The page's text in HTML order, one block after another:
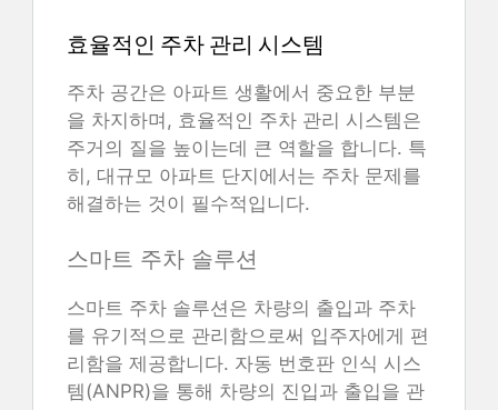
효율적인 주차 관리 시스템
주차 공간은 아파트 생활에서 중요한 부분
을 차지하며, 효율적인 주차 관리 시스템은
주거의 질을 높이는데 큰 역할을 합니다. 특
히, 대규모 아파트 단지에서는 주차 문제를
해결하는 것이 필수적입니다.
스마트 주차 솔루션
스마트 주차 솔루션은 차량의 출입과 주차
를 유기적으로 관리함으로써 입주자에게 편
리함을 제공합니다. 자동 번호판 인식 시스
템(ANPR)을 통해 차량의 진입과 출입을 관